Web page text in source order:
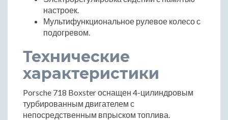
настроек.
Мультифункциональное рулевое колесо с
подогревом.
Технические
характеристики
Porsche 718 Boxster оснащен 4-цилиндровым
турбированным двигателем с
непосредственным впрыском топлива.